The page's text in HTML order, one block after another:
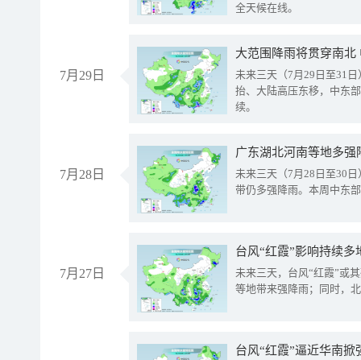
全天候在线。
7月29日
大范围降雨将贯穿南
未来三天（7月29日至31
抬、大陆高压东移，中东
续。
7月28日
广东湖北河南等地多
未来三天（7月28日至30
带仍多强降雨。本周中东
7月27日
台风“红霞”影响持续
未来三天，台风“红霞”或
等地带来强降雨；同时，
台风“红霞”逼近华南